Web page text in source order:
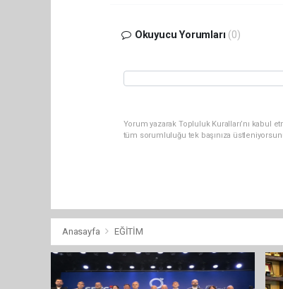
Okuyucu Yorumları (0)
Yorum yazarak Topluluk Kuralları’nı kabul
tüm sorumluluğu tek başınıza
Anasayfa EĞİTİM